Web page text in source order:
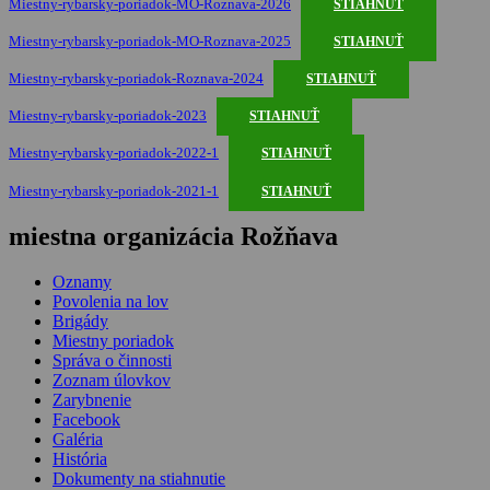
Miestny-rybarsky-poriadok-MO-Roznava-2026 STIAHNUŤ
Miestny-rybarsky-poriadok-MO-Roznava-2025 STIAHNUŤ
Miestny-rybarsky-poriadok-Roznava-2024 STIAHNUŤ
Miestny-rybarsky-poriadok-2023 STIAHNUŤ
Miestny-rybarsky-poriadok-2022-1 STIAHNUŤ
Miestny-rybarsky-poriadok-2021-1 STIAHNUŤ
miestna organizácia Rožňava
Oznamy
Povolenia na lov
Brigády
Miestny poriadok
Správa o činnosti
Zoznam úlovkov
Zarybnenie
Facebook
Galéria
História
Dokumenty na stiahnutie